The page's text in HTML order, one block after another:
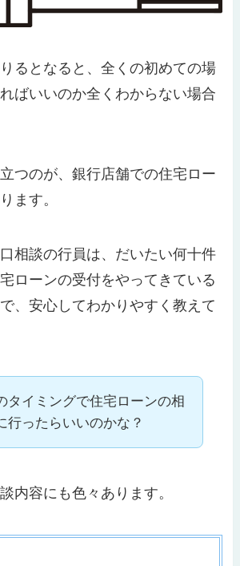
るとなると、全くの初めての場
ばいいのか全くわからない場合
つのが、銀行店舗での住宅ロー
ます。
相談の行員は、だいたい何十件
ローンの受付をやってきている
、安心してわかりやすく教えて
タイミングで住宅ローンの相
行ったらいいのかな？
内容にも色々あります。